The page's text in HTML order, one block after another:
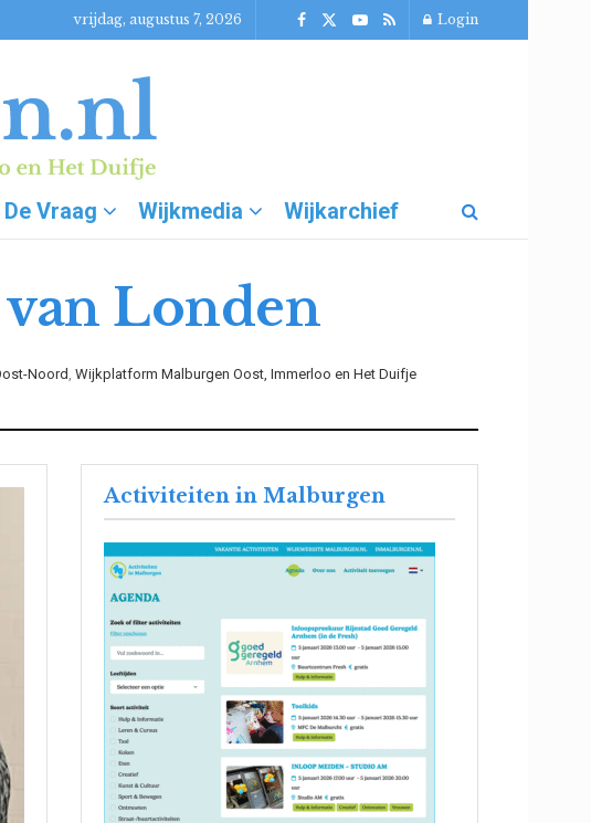
vrijdag, augustus 7, 2026 Login
De Vraag Wijkmedia Wijkarchief
Londen
Noord , Wijkplatform Malburgen Oost, Immerloo en Het Duifje
Activiteiten in Malburgen